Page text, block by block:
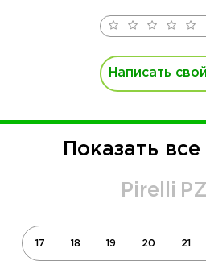
Написать
Показать
Pirelli
17 18 19 20 21